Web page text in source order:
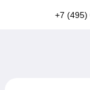
+7 (495)